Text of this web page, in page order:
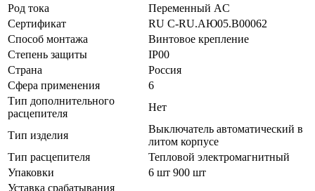
Род тока
Переменный AC
Сертификат
RU C-RU.АЮ05.B00062
Способ монтажа
Винтовое крепление
Степень защиты
IP00
Страна
Россия
Сфера применения
6
Тип дополнительного
расцепителя
Нет
Тип изделия
Выключатель автоматический в
литом корпусе
Тип расцепителя
Тепловой электромагнитный
Упаковки
6 шт 900 шт
Уставка срабатывания